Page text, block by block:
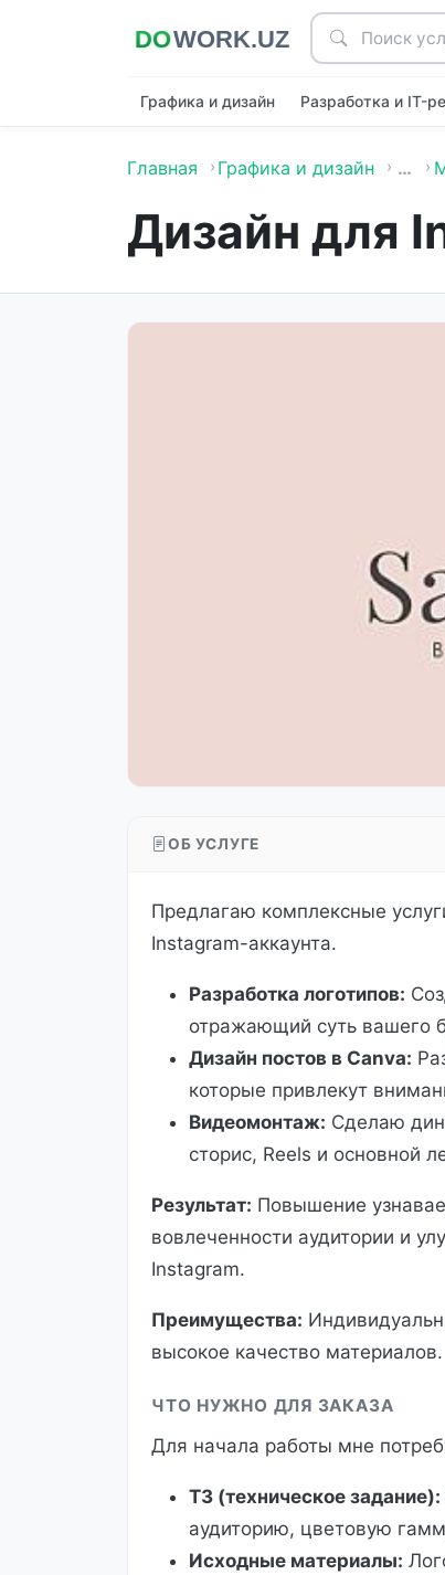
Графика и дизайн Разработка и IT-
Главная Графика и дизайн …
Дизайн для
ОБ УСЛУГЕ
Предлагаю комплексные
Instagram-аккаунта.
Разработка логотипов:
отражающий суть вашего
Дизайн постов в Canva:
которые привлекут
Видеомонтаж: Сделаю
сторис, Reels и основной
Результат: Повышение
вовлеченности аудитории и
Instagram.
Преимущества:
высокое качество материалов.
ЧТО НУЖНО ДЛЯ ЗАКАЗА
Для начала работы мне
ТЗ (техническое задание):
аудиторию, цветовую
Исходные материалы: